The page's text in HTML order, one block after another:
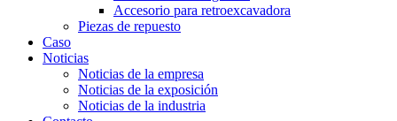
Accesorio para retroexcavadora
Piezas de repuesto
Caso
Noticias
Noticias de la empresa
Noticias de la exposición
Noticias de la industria